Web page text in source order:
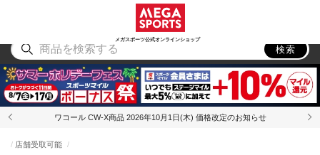
メガスポーツ公式オンラインショップ
アウトドア
検索
ワコール CW-X商品 2026年10月1日(木) 価格改定のお知らせ
店舗受取可能